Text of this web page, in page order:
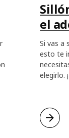
el
Si vas a
esto te
elegirlo.